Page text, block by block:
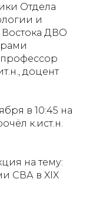
Отдела
и
ДВО
доцент
в 10:45 на
к.ист.н.
на тему:
СВА в XIX